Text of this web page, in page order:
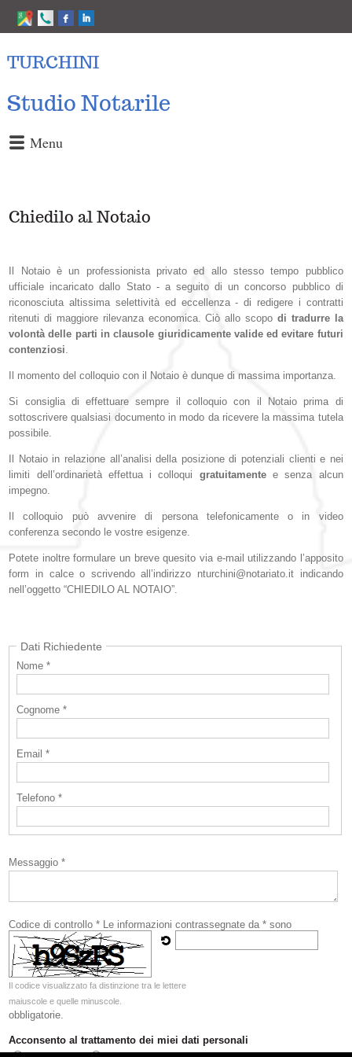
TURCHINI
Studio Notarile
Menu
Chiedilo al Notaio
Il Notaio è un professionista privato ed allo stesso tempo pubblico
ufficiale incaricato dallo Stato - a seguito di un concorso pubblico di
riconosciuta altissima selettività ed eccellenza - di redigere i contratti
ritenuti di maggiore rilevanza economica. Ciò allo scopodi tradurre la
volontà delle parti in clausole giuridicamente valide ed evitare futuri
contenziosi.
Il momento del colloquio con il Notaio è dunque di massima importanza.
Si consiglia di effettuare sempre il colloquio con il Notaio prima di
sottoscrivere qualsiasi documento in modo da ricevere la massima tutela
possibile.
Il Notaio in relazione all’analisi della posizione di potenziali clienti e nei
limiti dell’ordinarietà effettua i colloqui gratuitamentee senza alcun
impegno.
Il colloquio può avvenire di persona telefonicamente o in video
conferenza secondo le vostre esigenze.
Potete inoltre formulare un breve quesito via e-mail utilizzando l’apposito
form in calce o scrivendo all’indirizzo nturchini@notariato.it indicando
nell’oggetto “CHIEDILO AL NOTAIO”.
Dati Richiedente
Nome *
Cognome *
Email *
Telefono *
Messaggio *
Codice di controllo *
Il codice visualizzato fa distinzione tra le lettere
maiuscole e quelle minuscole.
Le informazioni contrassegnate da * sono
obbligatorie.
Acconsento al trattamento dei miei dati personali